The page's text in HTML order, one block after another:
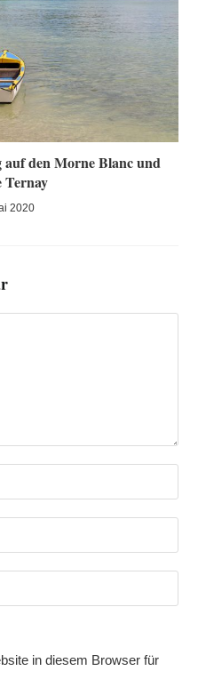
auf den Morne Blanc und
Ternay
2020
in diesem Browser für